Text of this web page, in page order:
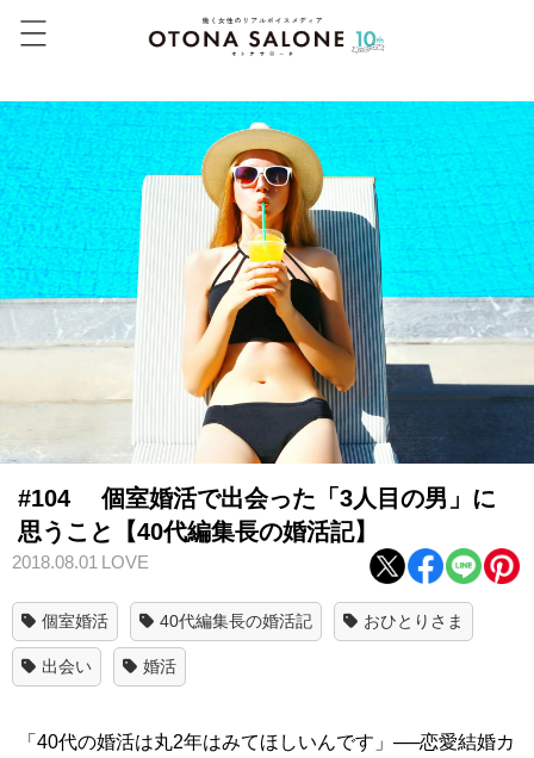
#104 個室婚活で出会った「3人目の男」に
思うこと【40代編集長の婚活記】
2018.08.01 LOVE
個室婚活 40代編集長の婚活記 おひとりさま
出会い 婚活
「40代の婚活は丸2年はみてほしいんです」──恋愛結婚カ